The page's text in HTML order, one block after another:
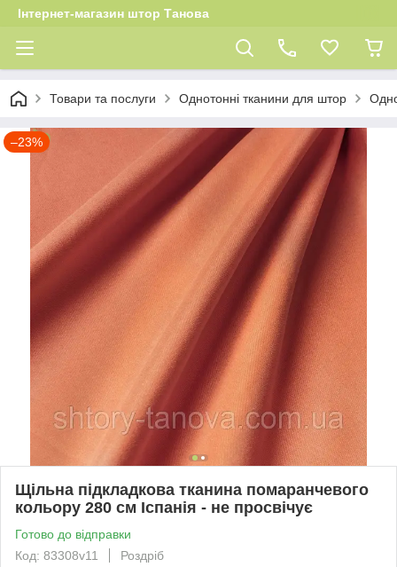
Інтернет-магазин штор Танова
Товари та послуги Однотонні тканини для штор
–23%
Щільна підкладкова тканина помаранчевого
кольору 280 см Іспанія - не просвічує
Готово до відправки
Код: 83308v11
Роздріб